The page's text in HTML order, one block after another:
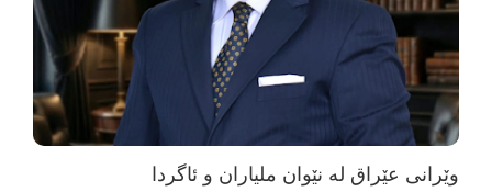
وێرانی عێراق لە نێوان ملیاران و ئاگردا